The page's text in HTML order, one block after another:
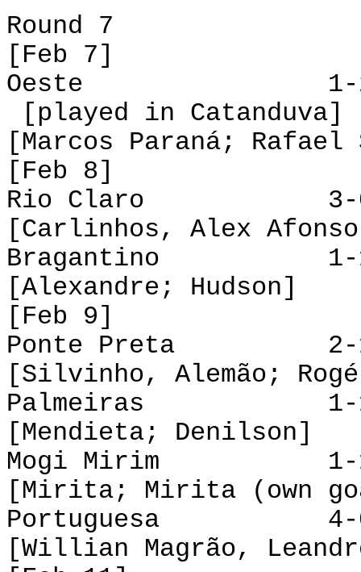
Round 7
[Feb 7]
Oeste
[played in Catanduva]
[Marcos Paraná;
[Feb 8]
Rio Claro 3-0 XV
[Carlinhos, Alex
Bragantino 1-1
[Alexandre; Hudson]
[Feb 9]
Ponte Preta 2-1
[Silvinho, Alemão;
Palmeiras 1-1
[Mendieta; Denilson]
Mogi Mirim 1-1
[Mirita; Mirita (own
Portuguesa 4-0
[Willian Magrão,